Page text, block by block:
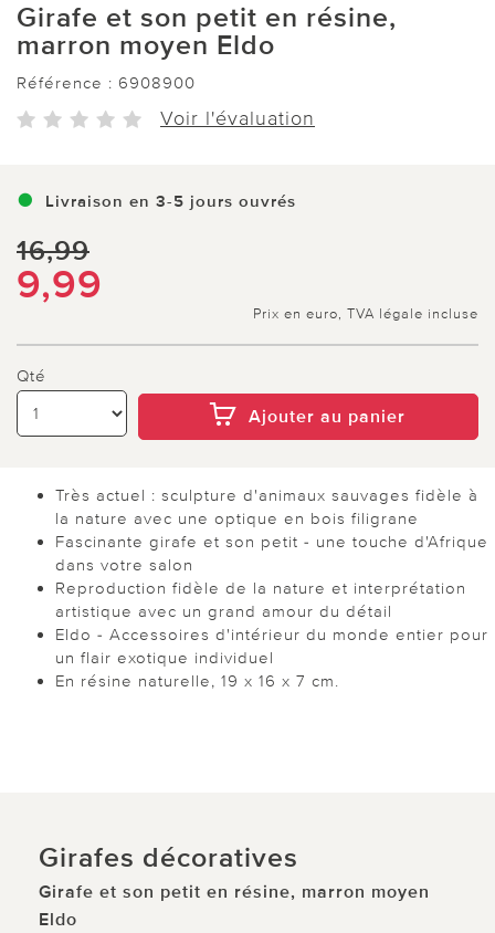
Girafe et son petit en résine,
marron moyen Eldo
Référence : 6908900
Voir l'évaluation
Livraison en 3-5 jours ouvrés
16,99
9,99
Prix en euro, TVA légale incluse
Qté
Ajouter au panier
Très actuel : sculpture d'animaux sauvages fidèle à
la nature avec une optique en bois filigrane
Fascinante girafe et son petit - une touche d'Afrique
dans votre salon
Reproduction fidèle de la nature et interprétation
artistique avec un grand amour du détail
Eldo - Accessoires d'intérieur du monde entier pour
un flair exotique individuel
En résine naturelle, 19 x 16 x 7 cm.
Girafes décoratives
Girafe et son petit en résine, marron moyen
Eldo